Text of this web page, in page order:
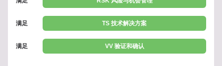
满足 TS 技术解决方案
满足 VV 验证和确认